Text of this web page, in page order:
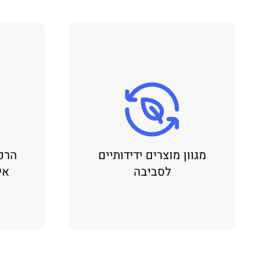
מגוון מוצרים ידידותיים
לסביבה